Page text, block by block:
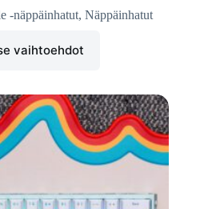
-näppäinhatut, Näppäinhatut
vaihtoehdot